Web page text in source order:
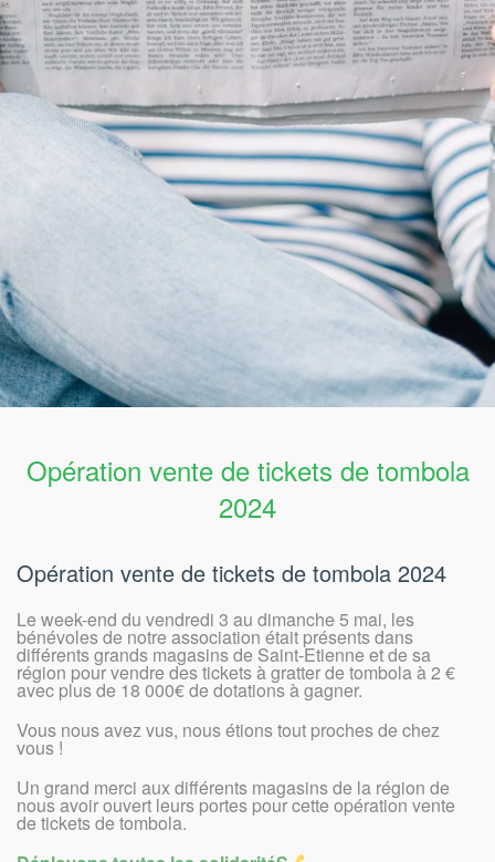
Opération vente de tickets de tombola
2024
Opération vente de tickets de tombola 2024
Le week-end du vendredi 3 au dimanche 5 mai, les
bénévoles de notre association était présents dans
différents grands magasins de Saint-Etienne et de sa
région pour vendre des tickets à gratter de tombola à 2 €
avec plus de 18 000€ de dotations à gagner.
Vous nous avez vus, nous étions tout proches de chez
vous !
Un grand merci aux différents magasins de la région de
nous avoir ouvert leurs portes pour cette opération vente
de tickets de tombola.